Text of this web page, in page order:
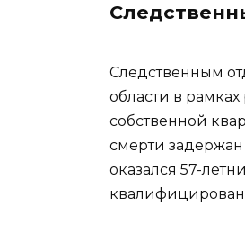
Следственным
области в
собственной
смерти
оказался 57-